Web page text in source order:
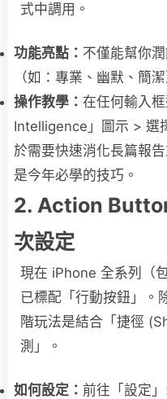
式中調用。
功能亮點： 不僅能幫你
（如：專業、幽默、簡
操作教學： 在任何輸入
Intelligence」圖示 > 選
於需要快速消化長篇報
是今年必學的技巧。
2. Action
次設定
現在 iPhone 全系列（
已標配「行動按鈕」。
階玩法是結合「捷徑
測」。
如何設定： 前往「設定